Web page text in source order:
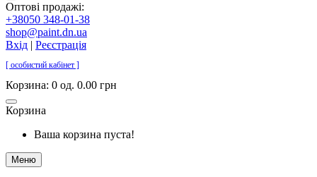
Оптові продажі:
+38050 348-01-38
shop@paint.dn.ua
Вхід | Реєстрація
[ особистий кабінет ]
Корзина: 0 од. 0.00 грн
Корзина
Ваша корзина пуста!
Меню